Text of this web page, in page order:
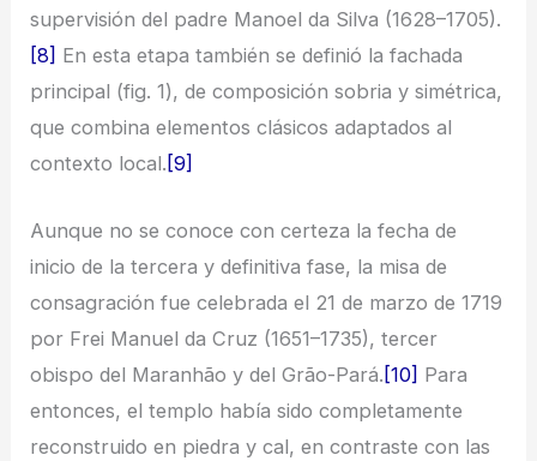
supervisión del padre Manoel da Silva (1628–1705).
[8] En esta etapa también se definió la fachada
principal (fig. 1), de composición sobria y simétrica,
que combina elementos clásicos adaptados al
contexto local. [9]
Aunque no se conoce con certeza la fecha de
inicio de la tercera y definitiva fase, la misa de
consagración fue celebrada el 21 de marzo de 1719
por Frei Manuel da Cruz (1651–1735), tercer
obispo del Maranhão y del Grão-Pará. [10] Para
entonces, el templo había sido completamente
reconstruido en piedra y cal, en contraste con las